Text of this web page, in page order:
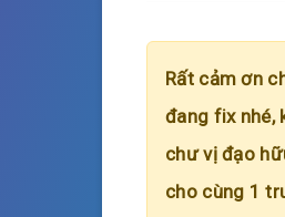
Rất cảm ơn
đang fix nhé,
chư vị đạo
cho cùng 1